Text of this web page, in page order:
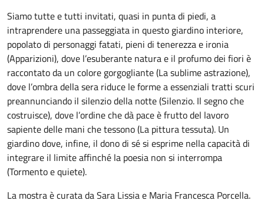
Siamo tutte e tutti invitati, quasi in punta di piedi, a
intraprendere una passeggiata in questo giardino interiore,
popolato di personaggi fatati, pieni di tenerezza e ironia
(Apparizioni), dove l’esuberante natura e il profumo dei fiori è
raccontato da un colore gorgogliante (La sublime astrazione),
dove l’ombra della sera riduce le forme a essenziali tratti scuri
preannunciando il silenzio della notte (Silenzio. Il segno che
costruisce), dove l’ordine che dà pace è frutto del lavoro
sapiente delle mani che tessono (La pittura tessuta). Un
giardino dove, infine, il dono di sé si esprime nella capacità di
integrare il limite affinché la poesia non si interrompa
(Tormento e quiete).
La mostra è curata da Sara Lissia e Maria Francesca Porcella.